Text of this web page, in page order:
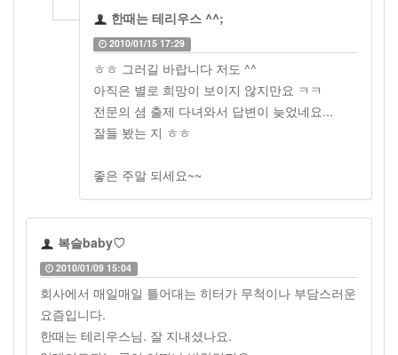
한때는 테리우스 ^^;
2010/01/15 17:29
ㅎㅎ 그러길 바랍니다 저도 ^^
아직은 별로 희망이 보이지 않지만요 ㅋㅋ
전문의 셤 출제 다녀와서 답변이 늦었네요...
잘들 봤는 지 ㅎㅎ
좋은 주말 되세요~~
복슬baby♡
2010/01/09 15:04
회사에서 매일매일 틀어대는 히터가 무척이나 부담스러운
요즘입니다.
한때는 테리우스님. 잘 지내셨나요.